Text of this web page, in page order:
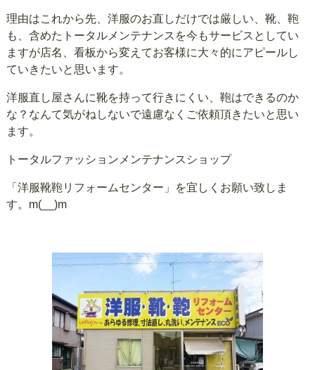
理由はこれから先、洋服のお直しだけでは厳しい、靴、鞄
も、含めたトータルメンテナンスを今もサービスとしてい
ますが店名、看板から変えてお客様に大々的にアピールし
ていきたいと思います。
洋服直し屋さんに靴を持って行きにくい、鞄はできるのか
な？なんて気がねしないで遠慮なくご依頼頂きたいと思い
ます。
トータルファッションメンテナンスショップ
「洋服靴鞄リフォームセンター」を宜しくお願い致しま
す。m(__)m